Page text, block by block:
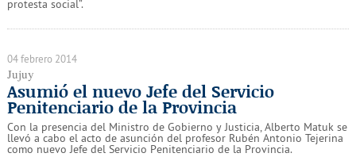
protesta social”.
04 febrero 2014
Jujuy
Asumió el nuevo Jefe del Servicio
Penitenciario de la Provincia
Con la presencia del Ministro de Gobierno y Justicia, Alberto Matuk se
llevó a cabo el acto de asunción del profesor Rubén Antonio Tejerina
como nuevo Jefe del Servicio Penitenciario de la Provincia.